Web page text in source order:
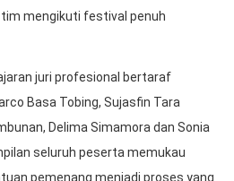
tim mengikuti festival penuh
juri profesional bertaraf
Basa Tobing, Sujasfin Tara
Delima Simamora dan Sonia
seluruh peserta memukau
pemenang menjadi proses yang